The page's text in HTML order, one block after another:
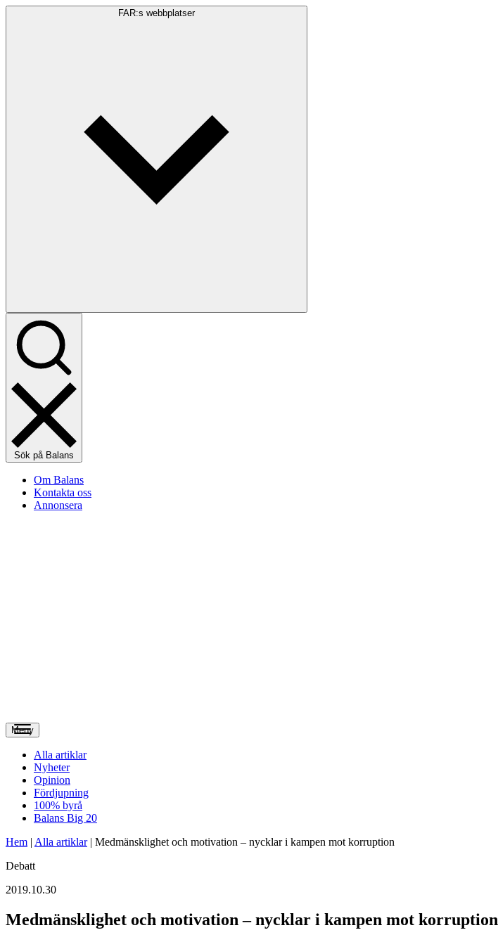
FAR:s webbplatser
Sök på Balans
Om Balans
Kontakta oss
Annonsera
Meny
Alla artiklar
Nyheter
Opinion
Fördjupning
100% byrå
Balans Big 20
Hem | Alla artiklar| Medmänsklighet och motivation – nycklar i kampen mot korruption
Debatt
2019.10.30
Medmänsklighet och motivation – nycklar i kampen mot korruption